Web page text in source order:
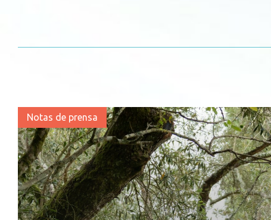
Notas de prensa